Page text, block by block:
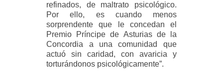
refinados, de maltrato psicológico.
Por ello, es cuando menos
sorprendente que le concedan el
Premio Príncipe de Asturias de la
Concordia a una comunidad que
actuó sin caridad, con avaricia y
torturándonos psicológicamente”.